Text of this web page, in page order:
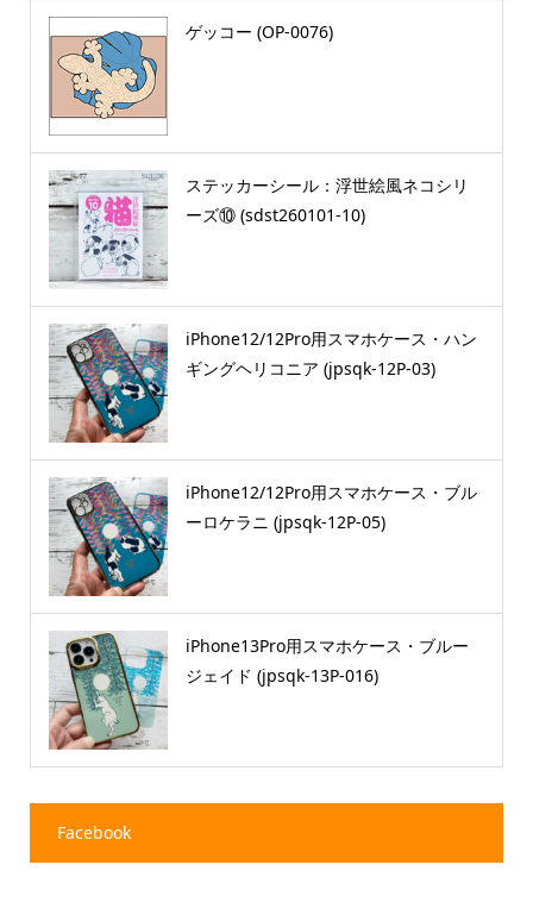
ゲッコー (OP-0076)
ステッカーシール：浮世絵風ネコシリ
ーズ⑩ (sdst260101-10)
iPhone12/12Pro用スマホケース・ハン
ギングヘリコニア (jpsqk-12P-03)
iPhone12/12Pro用スマホケース・ブル
ーロケラニ (jpsqk-12P-05)
iPhone13Pro用スマホケース・ブルー
ジェイド (jpsqk-13P-016)
Facebook